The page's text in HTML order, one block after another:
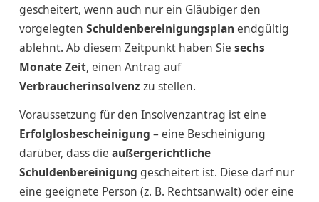
gescheitert, wenn auch nur ein Gläubiger den
vorgelegten Schuldenbereinigungsplan endgültig
ablehnt. Ab diesem Zeitpunkt haben Sie sechs
Monate Zeit, einen Antrag auf
Verbraucherinsolvenz zu stellen.
Voraussetzung für den Insolvenzantrag ist eine
Erfolglosbescheinigung – eine Bescheinigung
darüber, dass die außergerichtliche
Schuldenbereinigung gescheitert ist. Diese darf nur
eine geeignete Person (z. B. Rechtsanwalt) oder eine